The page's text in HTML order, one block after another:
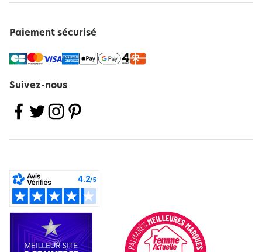
Paiement sécurisé
Suivez-nous